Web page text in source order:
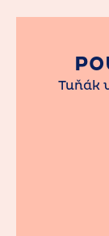
Tuňák